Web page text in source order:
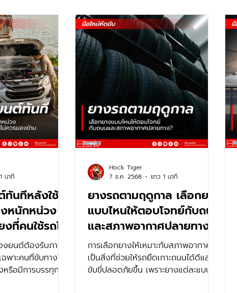
ทันทีหลังใช้
หนักหน่วง
ที่คนใช้รถไม่
ยนต์ต้องรับภาระ
าะคนที่ขับทางไกล
หรือมีการบรรทุก
นาที
ยางรถตามฤดูกาล เลือกยาง
แบบไหนให้ตอบโจทย์กับถนน
และสภาพอากาศปลายทาง?
การเลือกยางให้เหมาะกับสภาพอากาศ
เป็นสิ่งที่ช่วยให้รถยึดเกาะถนนได้ดีและ
ขับขี่ปลอดภัยขึ้น เพราะยางแต่ละแบบ
Hock Tiger
7 ธ.ค. 2568
ยาว 1 นาที